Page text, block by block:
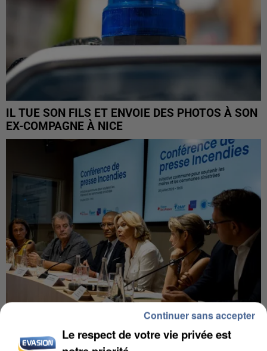
IL TUE SON FILS ET ENVOIE DES PHOTOS À SON
EX-COMPAGNE À NICE
INCENDIES : L’ÎLE-DE-FRANCE LANCE UN ÉLAN
Le respect de votre vie privée est
Continuer sans accepter